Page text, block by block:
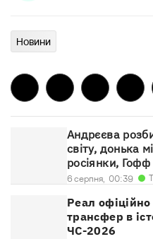
Новини
Андрєєва
світу, донька
росіянки,
6 серпня, 00:39
Реал
трансфер в
ЧС-2026